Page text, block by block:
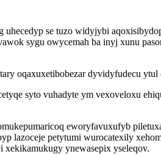
se tuzo widyjybi
sygu owycemah ba inyj xunu
oqaxuxetibobezar dyvidyfudecu
syto vuhadyte ym vexoveloxu
eworyfavuxufyb
lazoceje petytumi wurocatexily
xekikamukugy ynewasepix yseleqov.